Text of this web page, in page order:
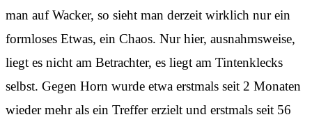
man auf Wacker, so sieht man derzeit wirklich nur ein
formloses Etwas, ein Chaos. Nur hier, ausnahmsweise,
liegt es nicht am Betrachter, es liegt am Tintenklecks
selbst. Gegen Horn wurde etwa erstmals seit 2 Monaten
wieder mehr als ein Treffer erzielt und erstmals seit 56